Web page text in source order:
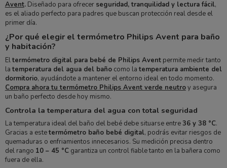
Avent.Diseñado para ofrecer seguridad, tranquilidad y lectura fácil,
es el aliado perfecto para padres que buscan protección real desde el
primer día.
¿Por qué elegir el termómetro Philips Avent para baño
y habitación?
Eltermómetro digital para bebé de Philips Aventpermite medir tanto
la temperatura del agua del bañocomo la temperatura ambiente del
dormitorio, ayudándote a mantener el entorno ideal en todo momento.
Compra ahora tu termómetro Philips Avent verde neutroy asegura
un baño perfecto desde hoy mismo.
Controla la temperatura del agua con total seguridad
La temperatura ideal del baño del bebé debe situarse entre36 y 38 °C.
Gracias a estetermómetro baño bebé digital, podrás evitar riesgos de
quemaduras o enfriamientos innecesarios. Su medición precisa dentro
del rango 10 – 45 °Cgarantiza un control fiable tanto en la bañera como
fuera de ella.